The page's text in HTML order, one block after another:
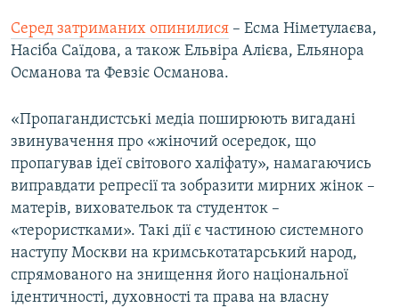
Серед затриманих опинилися – Есма Німетулаєва,
Насіба Саїдова, а також Ельвіра Алієва, Ельянора
Османова та Февзіє Османова.
«Пропагандистські медіа поширюють вигадані
звинувачення про «жіночий осередок, що
пропагував ідеї світового халіфату», намагаючись
виправдати репресії та зобразити мирних жінок –
матерів, виховательок та студенток –
«терористками». Такі дії є частиною системного
наступу Москви на кримськотатарський народ,
спрямованого на знищення його національної
ідентичності, духовності та права на власну